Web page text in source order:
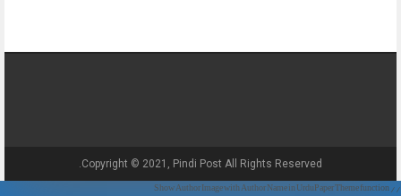
Copyright © 2021, Pindi Post All Rights Reserved.
// Show Author Image with Author Name in UrduPaper Theme function